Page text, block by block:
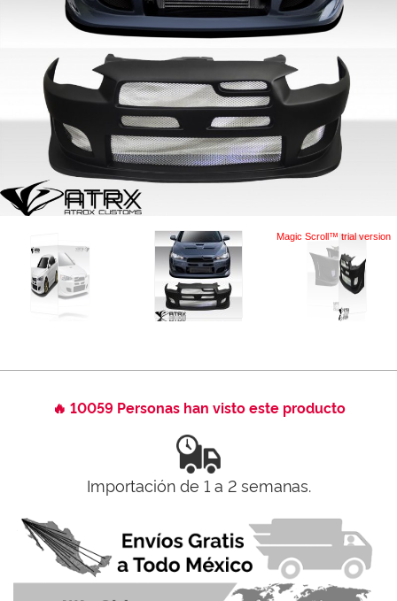
Magic Scroll™ trial version
🔥 10059 Personas han visto este producto
Importación de 1 a 2 semanas.